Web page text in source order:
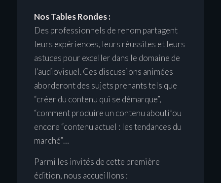
Nos Tables Rondes :
Des professionnels de renom partagent
leurs expériences, leurs réussites et leurs
astuces pour exceller dans le domaine de
l’audiovisuel. Ces discussions animées
aborderont des sujets prenants tels que
“créer du contenu qui se démarque”,
“comment produire un contenu abouti”ou
encore “contenu actuel : les tendances du
marché”…
Parmi les invités de cette première
édition, nous accueillons :